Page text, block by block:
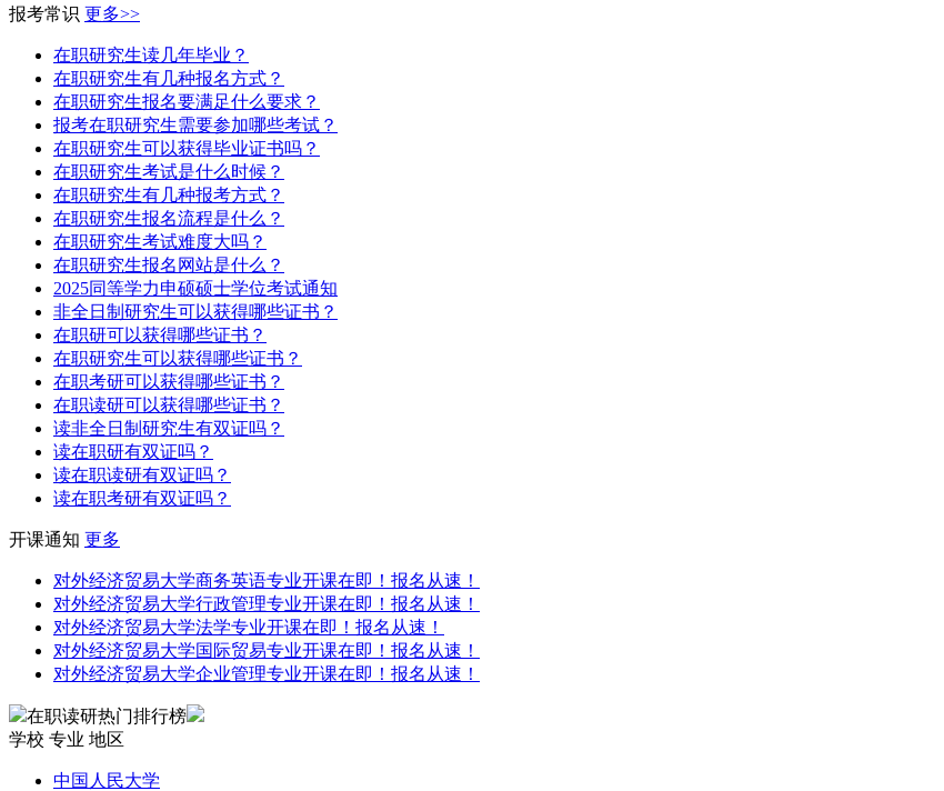
报考常识 更多>>
在职研究生读几年毕业？
在职研究生有几种报名方式？
在职研究生报名要满足什么要求？
报考在职研究生需要参加哪些考试？
在职研究生可以获得毕业证书吗？
在职研究生考试是什么时候？
在职研究生有几种报考方式？
在职研究生报名流程是什么？
在职研究生考试难度大吗？
在职研究生报名网站是什么？
2025同等学力申硕硕士学位考试通知
非全日制研究生可以获得哪些证书？
在职研可以获得哪些证书？
在职研究生可以获得哪些证书？
在职考研可以获得哪些证书？
在职读研可以获得哪些证书？
读非全日制研究生有双证吗？
读在职研有双证吗？
读在职读研有双证吗？
读在职考研有双证吗？
开课通知 更多
对外经济贸易大学商务英语专业开课在即！报名从速！
对外经济贸易大学行政管理专业开课在即！报名从速！
对外经济贸易大学法学专业开课在即！报名从速！
对外经济贸易大学国际贸易专业开课在即！报名从速！
对外经济贸易大学企业管理专业开课在即！报名从速！
在职读研热门排行榜
学校 专业 地区
中国人民大学